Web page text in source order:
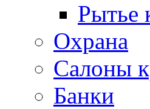
Рытье
Охрана
Салоны
Банки